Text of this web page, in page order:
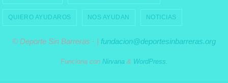
QUIERO AYUDAROS NOS AYUDAN NOTICIAS
© Deporte Sin Barreras · | fundacion@deportesinbarreras.org
Funciona con Nirvana& WordPress.